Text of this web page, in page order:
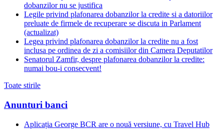
dobanzilor nu se justifica
Legile privind plafonarea dobanzilor la credite si a datoriilor
preluate de firmele de recuperare se discuta in Parlament
(actualizat)
Legea privind plafonarea dobanzilor la credite nu a fost
inclusa pe ordinea de zi a comisiilor din Camera Deputatilor
Senatorul Zamfir, despre plafonarea dobanzilor la credite:
numai bou-i consecvent!
Toate stirile
Anunturi banci
Aplicația George BCR are o nouă versiune, cu Travel Hub